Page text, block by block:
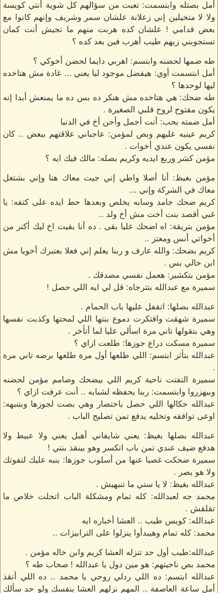
أمل بصتله وابتسمت: تعبت من سؤالهم كل شوية أنتي كويسة
ولا لا متخيلين إني زعلانة علشان سمر وشريف وإنهم كانوا مع
بعض قدامي ! علشان كده هربت منهم ما تجيش أنت كمان
تستجوبني زيهم طيب أهرب فين بعد كده ؟
طه ضمها لحضنه وابتسم: اهربي دايما لحضن أخوكي ؟
أمل ابتسمت أوي: هيفضل موجود ليا يعني ... غادة مش هتاخده
ليها لوحدها ؟
طه ضحك: هي هتاخده مش هنكر ده بس ده ما يمنعش أبدا إنه
يكون مفتوح لروح قلبي الصغيرة .
أمل ضمته بحب: أنت أجمل وأحن أخ في الدنيا
كريم عينيه عليهم وبص لمؤمن: عاجباني علاقتهم ببعض .. كان
نفسي يكون عندي أخوات .
مؤمن كشر وربع ايديه وكريم بصله: مالك فيك ايه ؟
مؤمن بغيظ: أنا أصلا واطي إني جيت معاك هنا وإني بشتغل
معاك في الشركة وإني ...
كريم ضحك جامد وسابه يخلص وبعدها حط ايده على كتفه: يا
غبي أقصد بنت أخت مش أخ ولد ..
مؤمن بتريقة: اه اضحك عليا بقى . ده أنا بقيت اخ ليك أكتر من
أخواتي أنس ومعتز ..
كريم بضحك: والله عارف و ربنا يعلم إني فعلا بعتبرك أخويا مش
ابن خالي بس .
مؤمن بتكشير: هعمل نفسي مصدقك .
سميرة مع عبدالله بتترجاه: قل لي ايه اللي حصل !
عبدالله بصلها: اتقفل عليها باب الحمام .
سميرة شهقت وافتكرت دموع بنتها اللي لمحتها وكذبت نفسها
وهي بتقولها تاني مرة اسألي عليا لما أتأخر .
سميرة مسكت دراع جوزها: طلعت ازاي ؟
عبدالله بتأثر ابتسم: اللي طلعها أول مرة طلعها برضه تاني مرة
.
سميرة التفتت ناحية كريم اللي بيضحك وضامم مؤمن لحضنه
وبيهزروا وابتسمت: ربنا يحفظه لشبابه .. أنت عرفت ازاي ؟
عبدالله حكالها اللي حصل باختصار وهي بصت لجوزها وبتنبهه:
اوعى توافقه وتخليه يدفع تمن تصليح الباب .
عبدالله بصلها بغيظ: يعني شايفاني أهبل يعني ولا عبيط ولا
هدفع ضيف عندي تمن باب اتكسر وهو بينقذ بنتي !
سميرة ضحكت غصبا عنها من أسلوب جوزها: بنبه عليك لتفوتك
ولا هو يصر .
عبدالله بغيظ: لا يا ستي ما تنبهيش .
محمد جه لعبدالله: كله تمام ومشكلة الباب اتحلت خلاص ما
تقلقش .
عبدالله: كويس طيب .. العشا أخباره ايه
محمد: كله تمام وهيبدأوا ينزلوا على الترابيزات ..
عبدالله:طيب أول حد تنزله العشا كريم وابن خاله مؤمن .
محمد بص ناحيتهم: هو مين دول يا عبدالله ! صحاب طه ؟
عبدالله ابتسم: ده اللي ردلي روحي يا محمد .. ده اللي أنقذ
أمل ساعة العاصفة .. المهم نزلهم العشا بنفسك ولو حد سألك